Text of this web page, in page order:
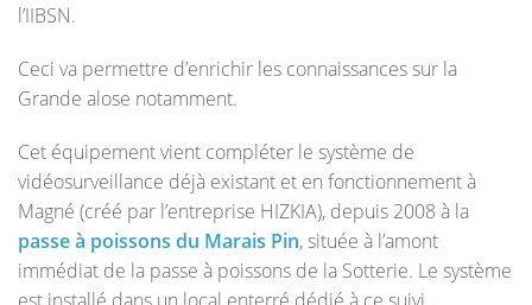
l’IIBSN.
Ceci va permettre d’enrichir les connaissances sur la
Grande alose notamment.
Cet équipement vient compléter le système de
vidéosurveillance déjà existant et en fonctionnement à
Magné (créé par l’entreprise HIZKIA), depuis 2008 à la
passe à poissons du Marais Pin, située à l’amont
immédiat de la passe à poissons de la Sotterie. Le système